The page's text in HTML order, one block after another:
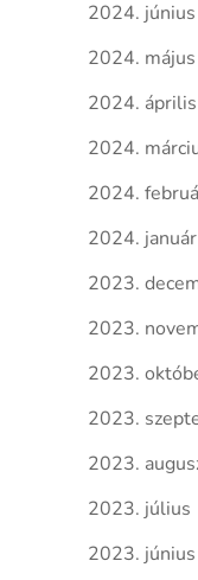
2024. június
2024. május
2024. április
2024.
2024.
2024. január
2023.
2023.
2023.
2023.
2023.
2023. július
2023. június